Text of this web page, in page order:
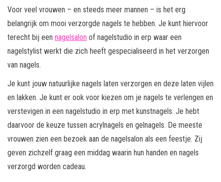
Voor veel vrouwen – en steeds meer mannen – is het erg
belangrijk om mooi verzorgde nagels te hebben. Je kunt hiervoor
terecht bij een nagelsalon of nagelstudio in erp waar een
nagelstylist werkt die zich heeft gespecialiseerd in het verzorgen
van nagels.
Je kunt jouw natuurlijke nagels laten verzorgen en deze laten vijlen
en lakken. Je kunt er ook voor kiezen om je nagels te verlengen en
verstevigen in een nagelstudio in erp met kunstnagels. Je hebt
daarvoor de keuze tussen acrylnagels en gelnagels. De meeste
vrouwen zien een bezoek aan de nagelsalon als een feestje. Zij
geven zichzelf graag een middag waarin hun handen en nagels
verzorgd worden cadeau.